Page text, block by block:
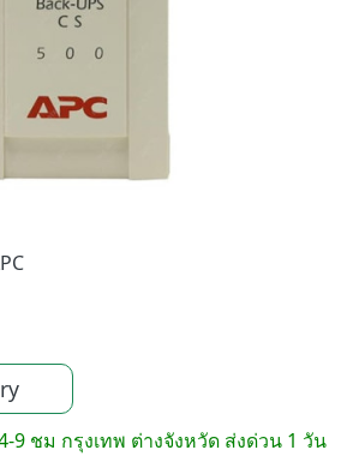
9 ชม กรุงเทพ ต่างจังหวัด ส่งด่วน 1 วัน